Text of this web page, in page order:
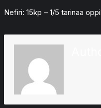
Nefiri: 15kp – 1/5 tarinaa